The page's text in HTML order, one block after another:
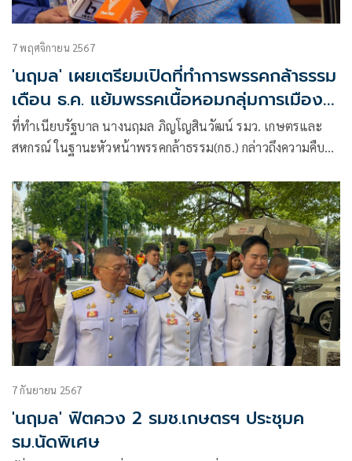
7 พฤศจิกายน 2567
'นฤมล' เผยเตรียมเปิดที่ทำการพรรคกล้าธรรม
เดือน ธ.ค. แย้มพรรคเนื้อหอมกลุ่มการเมือง
ทยอยซบ
ที่ทำเนียบรัฐบาล นางนฤมล ภิญโญสินวัฒน์ รมว. เกษตรและ
สหกรณ์ ในฐานะหัวหน้าพรรคกล้าธรรม(กธ.) กล่าวถึงความคืบ
ว่า ขณะนี้กำลังปรั
7 กันยายน 2567
'นฤมล' ฟิตควง 2 รมช.เกษตรฯ ประชุมค
รม.นัดพิเศษ